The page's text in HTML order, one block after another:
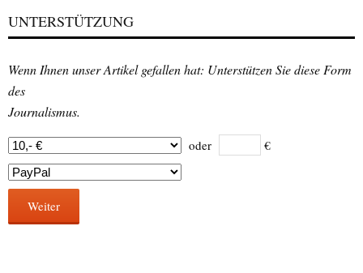
UNTERSTÜTZUNG
Wenn Ihnen unser Artikel gefallen hat: Unterstützen Sie diese Form
des
Journalismus.
oder €
Weiter